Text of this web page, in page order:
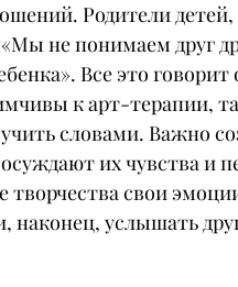
Родители
не понимаем друг
Все это
к арт-терапии,
словами. Важно
их чувства и
творчества свои
наконец, услышать